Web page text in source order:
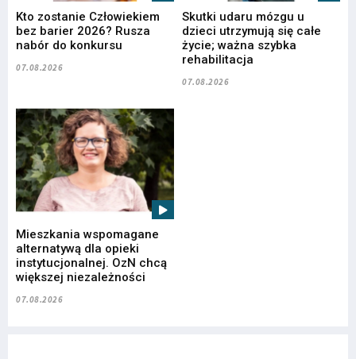
Kto zostanie Człowiekiem
bez barier 2026? Rusza
nabór do konkursu
07.08.2026
Skutki udaru mózgu u
dzieci utrzymują się całe
życie; ważna szybka
rehabilitacja
07.08.2026
Mieszkania wspomagane
alternatywą dla opieki
instytucjonalnej. OzN chcą
większej niezależności
07.08.2026